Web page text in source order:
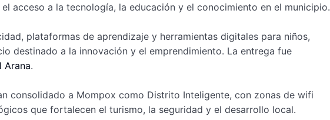
acceso a la tecnología, la educación y el conocimiento en el municipio.
plataformas de aprendizaje y herramientas digitales para niños,
destinado a la innovación y el emprendimiento. La entrega fue
Arana.
consolidado a Mompox como Distrito Inteligente, con zonas de wifi
que fortalecen el turismo, la seguridad y el desarrollo local.